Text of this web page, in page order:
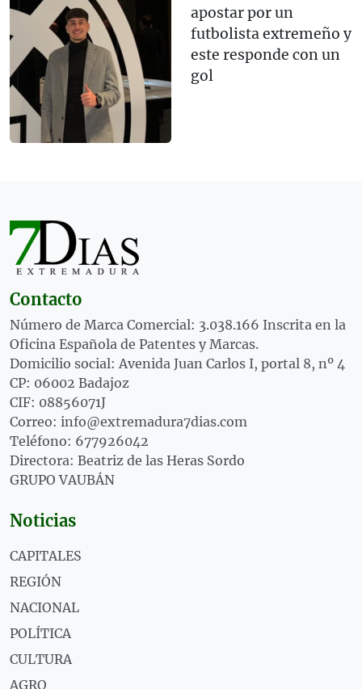
apostar por un
futbolista extremeño y
este responde con un
gol
Contacto
Número de Marca Comercial: 3.038.166 Inscrita en la
Oficina Española de Patentes y Marcas.
Domicilio social: Avenida Juan Carlos I, portal 8, nº 4
CP: 06002 Badajoz
CIF: 08856071J
Correo: info@extremadura7dias.com
Teléfono: 677926042
Directora: Beatriz de las Heras Sordo
GRUPO VAUBÁN
Noticias
CAPITALES
REGIÓN
NACIONAL
POLÍTICA
CULTURA
AGRO